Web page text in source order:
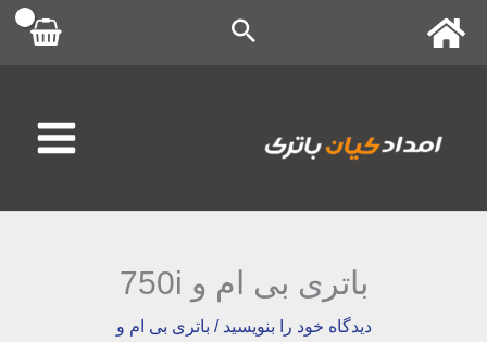
پرش
باتری بی ام و 750i
دیدگاه‌ خود را بنویسید / باتری بی ام و